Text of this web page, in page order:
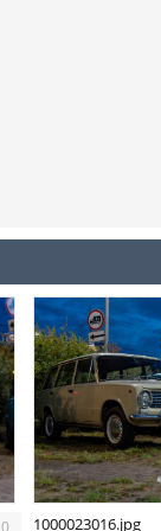
0 1000023016.jpg